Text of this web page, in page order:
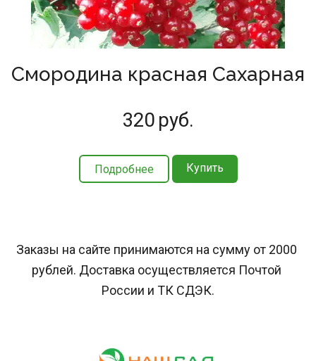
Смородина красная Сахарная
320 руб.
Подробнее Купить
Заказы на сайте принимаются на сумму от 2000
рублей. Доставка осуществляется Почтой
России и ТК СДЭК.